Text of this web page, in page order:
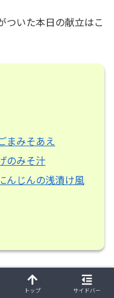
ついた本日の献立はこ
まみそあえ
のみそ汁
んじんの浅漬け風
トップ サイドバー